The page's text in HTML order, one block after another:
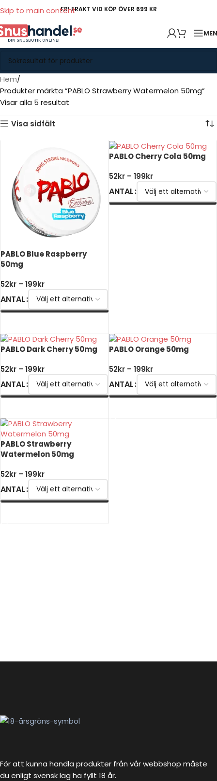
Skip to main contentFRI FRAKT VID KÖP ÖVER 699 KR
Hem
Produkter märkta ”PABLO Strawberry Watermelon 50mg”
Visar alla 5 resultat
Visa sidfält
PABLO Blue Raspberry
50mg
52kr – 199kr
ANTAL
PABLO Cherry Cola 50mg
52kr – 199kr
ANTAL
PABLO Dark Cherry 50mg
52kr – 199kr
ANTAL
PABLO Orange 50mg
52kr – 199kr
ANTAL
PABLO Strawberry
Watermelon 50mg
52kr – 199kr
ANTAL
För att kunna handla produkter från vår webbshop måste
du enligt svensk lag ha fyllt 18 år.